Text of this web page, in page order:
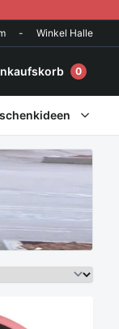
- Winkel Halle
0